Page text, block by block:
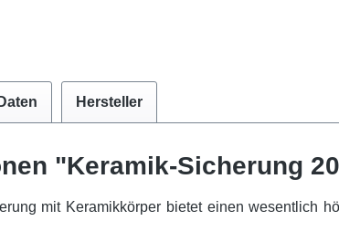
Hersteller
"Keramik-Sicherung
mit Keramikkörper bietet einen wesentlich